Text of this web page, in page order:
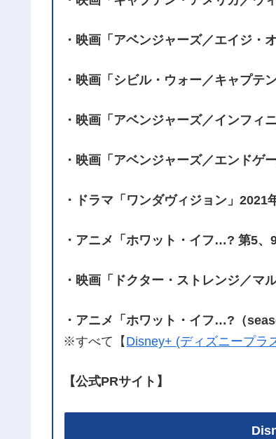
・映画「アベンジャーズ／エイジ・
・映画「シビル・ウォー／キャプテ
・映画「アベンジャーズ／インフィ
・映画「アベンジャーズ／エンドゲ
・ドラマ「ワンダヴィジョン」2021
・アニメ「ホワット・イフ…? 第5、
・映画「ドクター・ストレンジ／マ
・アニメ「ホワット・イフ…?（
※すべて【 Disney+ (ディズニープラ
【公式PRサイト】